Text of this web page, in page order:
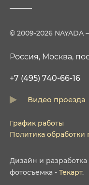
© 2009-2026
Россия, Москва,
+7 (495) 740-66-16
Видео проезда
График работы
Политика
Дизайн и разработка
фотосъемка - Текарт.